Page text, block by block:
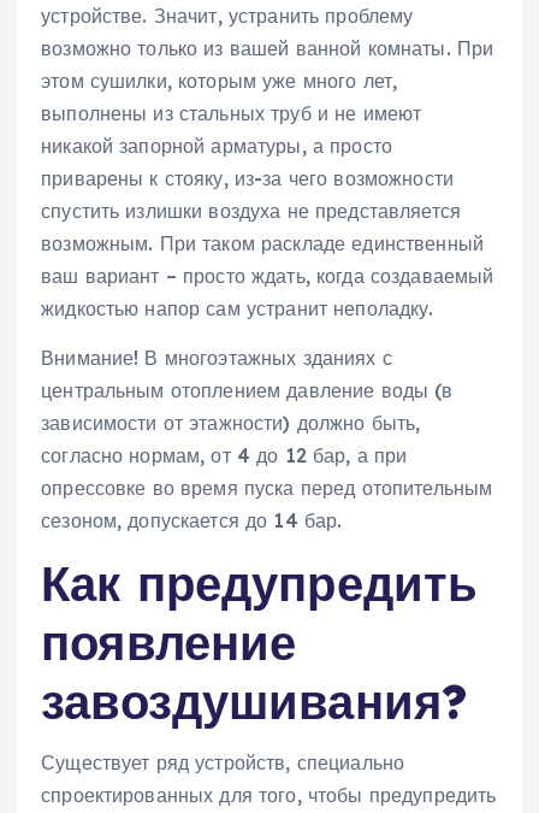
устройстве. Значит, устранить проблему
возможно только из вашей ванной комнаты. При
этом сушилки, которым уже много лет,
выполнены из стальных труб и не имеют
никакой запорной арматуры, а просто
приварены к стояку, из-за чего возможности
спустить излишки воздуха не представляется
возможным. При таком раскладе единственный
ваш вариант – просто ждать, когда создаваемый
жидкостью напор сам устранит неполадку.
Внимание! В многоэтажных зданиях с
центральным отоплением давление воды (в
зависимости от этажности) должно быть,
согласно нормам, от 4 до 12 бар, а при
опрессовке во время пуска перед отопительным
сезоном, допускается до 14 бар.
Как предупредить
появление
завоздушивания?
Существует ряд устройств, специально
спроектированных для того, чтобы предупредить